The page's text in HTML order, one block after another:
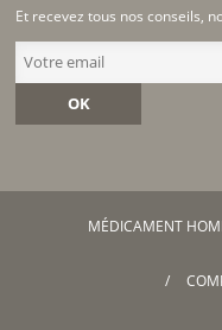
Et recevez tous nos conseils,
OK
MÉDICAMENT